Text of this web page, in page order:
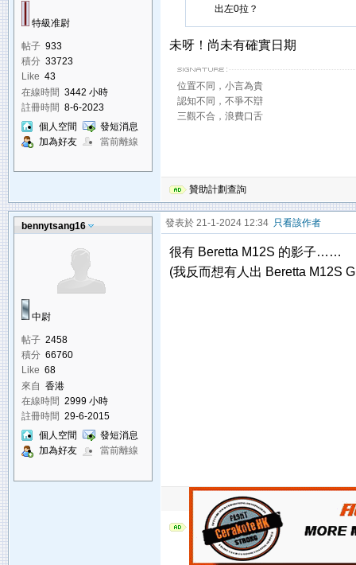
特級准尉
帖子 933
積分 33723
Like 43
在線時間 3442 小時
註冊時間 8-6-2023
個人空間
發短消息
加為好友
當前離線
出左0拉？
未呀！尚未有確實日期
位置不同，小言為貴
認知不同，不爭不辯
三觀不合，浪費口舌
贊助計劃查詢
bennytsang16
中尉
帖子 2458
積分 66760
Like 68
來自 香港
在線時間 2999 小時
註冊時間 29-6-2015
個人空間
發短消息
加為好友
當前離線
發表於 21-1-2024 12:34 只看該作者
很有 Beretta M12S 的影子……
(我反而想有人出 Beretta M12S